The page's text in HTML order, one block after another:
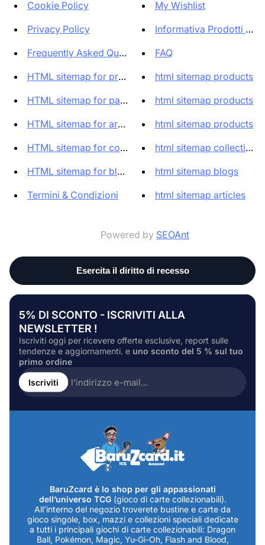
Cookie Policy
Privacy Policy
Frequently Asked Questions
HTML sitemap for products
HTML sitemap for pages
HTML sitemap for articles
HTML sitemap for collections
HTML sitemap for blogs
Termini & Condizioni
My Wishlist
Informativa Prodotti
FAQ
html sitemap products
html sitemap products
html sitemap products
html sitemap collections
html sitemap blogs
html sitemap articles
Powered by SEOAnt
5% DI SCONTO - ISCRIVITI ALLA
NEWSLETTER !
Iscriviti oggi per ricevere offerte esclusive, report sulle
tendenze e aggiornamenti. e uno sconto del 5 % sul tuo
primo ordine
Inserire
l'indirizzo
e-
Iscriviti
BaruZcard è lo shop per gli appassionati
dell’universo TCG (gioco di carte collezionabili).
All’interno del negozio troverete bustine e carte da
gioco singole, box, mazzi e collezioni speciali dedicate
a tutti i principali giochi di carte collezionabili: Dragon
Ball, Pokémon, Magic, Yu-Gi-Oh, Flash and Blood,